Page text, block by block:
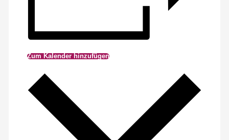
Zum Kalender hinzufügen